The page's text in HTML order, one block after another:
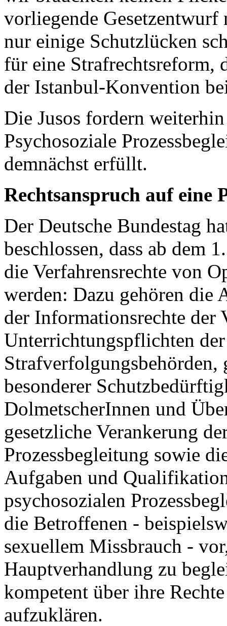
vorliegende Gesetzentwurf
nur einige Schutzlücken
für eine Strafrechtsreform,
der Istanbul-Konvention
Die Jusos fordern
Psychosoziale
demnächst erfüllt.
Rechtsanspruch auf eine
Der Deutsche Bundestag
beschlossen, dass ab dem
die Verfahrensrechte von
werden: Dazu gehören die
der Informationsrechte der
Unterrichtungspflichten
besonderer
DolmetscherInnen und
gesetzliche Verankerung
Prozessbegleitung sowie
Aufgaben und
psychosozialen
die Betroffenen -
sexuellem Missbrauch -
Hauptverhandlung zu
kompetent über ihre
aufzuklären.